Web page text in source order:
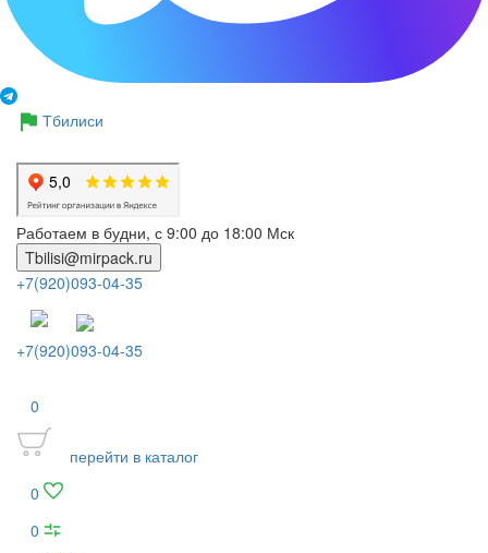
Тбилиси
Работаем в будни, с 9:00 до 18:00 Мск
Tbilisi@mirpack.ru
+7(920)093-04-35
+7(920)093-04-35
0
перейти в каталог
0
0